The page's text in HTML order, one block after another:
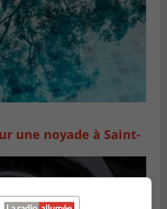
une noyade à Saint-